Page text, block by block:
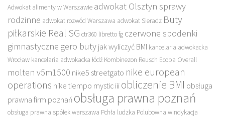
Adwokat alimenty w Warszawie adwokat Olsztyn sprawy
rodzinne adwokat rozwód Warszawa adwokat Sieradz Buty
piłkarskie Real SG ctr360 libretto fg czerwone spodenki
gimnastyczne gero buty jak wyliczyć BMI kancelaria adwokacka
Wrocław kancelaria adwokacka łódź Kombinezon Reusch Ecopa Overall
molten v5m1500 nike5 streetgato nike european
operations nike tiempo mystic iii obliczenie BMI obsługa
prawna firm poznań obsługa prawna poznań
obsługa prawna spółek warszawa Pchła ludzka Polubowna windykacja